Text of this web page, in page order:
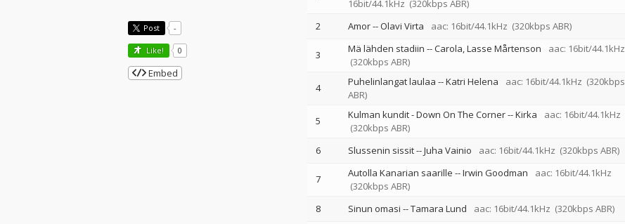
16bit/44.1kHz (320kbps ABR)
2 Amor--Olavi Virta aac: 16bit/44.1kHz (320kbps ABR)
3 Mä lähden stadiin --Carola Lasse Mårtenson
aac: 16bit/44.1kHz
(320kbps ABR)
4 Puhelinlangat laulaa --Katri Helena aac: 16bit/44.1kHz (320kbps
ABR)
5 Kulman kundit - Down On The Corner--Kirka
aac: 16bit/44.1kHz
(320kbps ABR)
6 Slussenin sissit--Juha Vainio aac: 16bit/44.1kHz (320kbps ABR)
7 Autolla Kanarian saarille --Irwin Goodman
aac: 16bit/44.1kHz
(320kbps ABR)
8 Sinun omasi --Tamara Lund aac: 16bit/44.1kHz (320kbps ABR)
Post -
Like! 0
Embed